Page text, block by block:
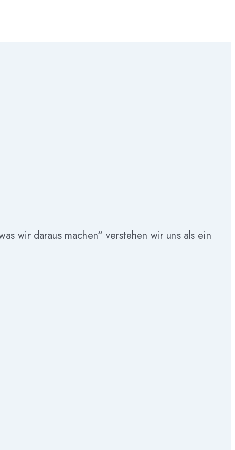
wir daraus machen“ verstehen wir uns als ein